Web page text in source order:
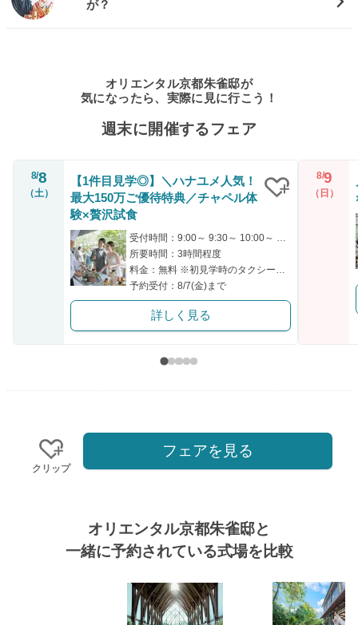
が？
オリエンタル京都朱雀邸が
気になったら、実際に見に行こう！
週末に開催するフェア
8/8
（土）
【1件目見学◎】＼ハナユメ人気！
最大150万ご優待特典／チャペル体
験×贅沢試食
所要時間：3時間程度
予約受付：8/7(金)まで
詳しく見る
8/9
（日）
クリップ
フェアを見る
オリエンタル京都朱雀邸と
一緒に予約されている式場を比較